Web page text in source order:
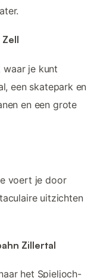
waar je kunt
een skatepark en
en een grote
voert je door
uitzichten
Zillertal
het Spieljoch-